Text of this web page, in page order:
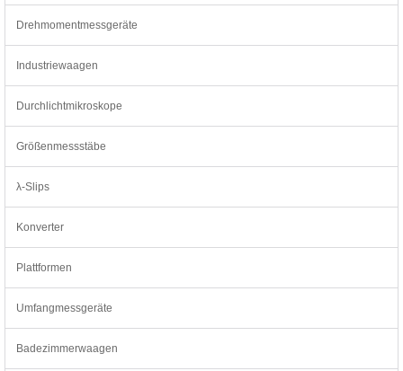
Drehmomentmessgeräte
Industriewaagen
Durchlichtmikroskope
Größenmessstäbe
λ-Slips
Konverter
Plattformen
Umfangmessgeräte
Badezimmerwaagen